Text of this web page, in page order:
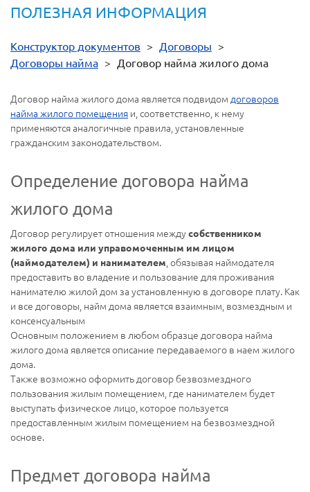
ПОЛЕЗНАЯ ИНФОРМАЦИЯ
Конструктор документов > Договоры >
Договоры найма > Договор найма жилого дома
Договор найма жилого дома является подвидом договоров
найма жилого помещения и, соответственно, к нему
применяются аналогичные правила, установленные
гражданским законодательством.
Определение договора найма
жилого дома
Договор регулирует отношения междусобственником
жилого дома или управомоченным им лицом
(наймодателем) и нанимателем, обязывая наймодателя
предоставить во владение и пользование для проживания
нанимателю жилой дом за установленную в договоре плату. Как
и все договоры, найм дома является взаимным, возмездным и
консенсуальным
Основным положением в любом образце договора найма
жилого дома является описание передаваемого в наем жилого
дома.
Также возможно оформить договор безвозмездного
пользования жилым помещением, где нанимателем будет
выступать физическое лицо, которое пользуется
предоставленным жилым помещением на безвозмездной
основе.
Предмет договора найма